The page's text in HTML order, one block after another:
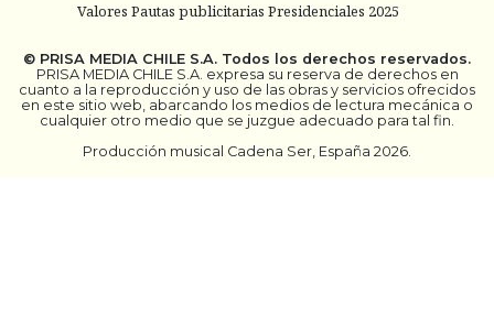
Valores Pautas publicitarias Presidenciales 2025
© PRISA MEDIA CHILE S.A. Todos los derechos reservados.
PRISA MEDIA CHILE S.A. expresa su reserva de derechos en
cuanto a la reproducción y uso de las obras y servicios ofrecidos
en este sitio web, abarcando los medios de lectura mecánica o
cualquier otro medio que se juzgue adecuado para tal fin.
Producción musical Cadena Ser, España 2026.